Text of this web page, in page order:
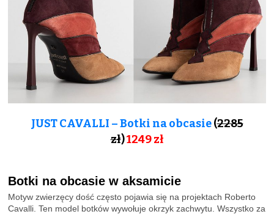
JUST CAVALLI – Botki na obcasie(2285
zł)1249zł
Botki na obcasie w aksamicie
Motyw zwierzęcy dość często pojawia się na projektach Roberto
Cavalli. Ten model botków wywołuje okrzyk zachwytu. Wszystko za